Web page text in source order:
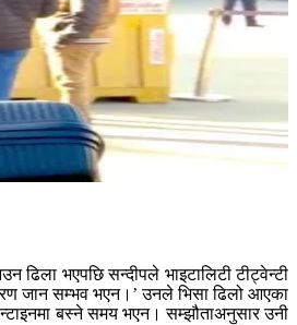
ढिला भएपछि सन्दीपले भाइटालिटी टीट्वेन्टी
जान सम्भव भएन।’ उनले भिसा ढिलो आएका
बस्ने समय भएन। सम्झौताअनुसार उनी